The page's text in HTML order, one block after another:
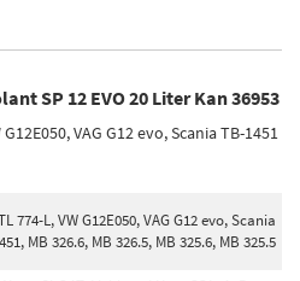
SP 12 EVO 20 Liter Kan 36953
G12E050, VAG G12 evo, Scania TB-1451
774-L, VW G12E050, VAG G12 evo, Scania
MB 326.6, MB 326.5, MB 325.6, MB 325.5